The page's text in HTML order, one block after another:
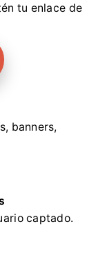
tu enlace de
banners,
captado.